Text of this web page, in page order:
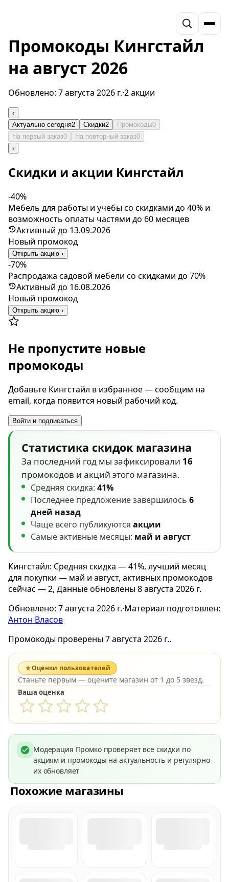
Промокоды Кингстайл
на август 2026
Обновлено: 7 августа 2026 г.·2 акции
‹
Актуально сегодня2 Скидки2 Промокоды0
На первый заказ0 На повторный заказ0
›
Скидки и акции Кингстайл
-40%
Мебель для работы и учебы со скидками до 40% и
возможность оплаты частями до 60 месяцев
Активный до 13.09.2026
Новый промокод
Открыть акцию ›
-70%
Распродажа садовой мебели со скидками до 70%
Активный до 16.08.2026
Новый промокод
Открыть акцию ›
Не пропустите новые
промокоды
Добавьте Кингстайл в избранное — сообщим на
email, когда появится новый рабочий код.
Войти и подписаться
Статистика скидок магазина
За последний год мы зафиксировали 16
промокодов и акций этого магазина.
Средняя скидка: 41%
Последнее предложение завершилось 6
дней назад
Чаще всего публикуются акции
Самые активные месяцы: май и август
Кингстайл: Средняя скидка — 41%, лучший месяц
для покупки — май и август, активных промокодов
сейчас — 2, Данные обновлены 8 августа 2026 г.
Обновлено: 7 августа 2026 г.·Материал подготовлен:
Антон Власов
Промокоды проверены 7 августа 2026 г..
Оценки пользователей
Станьте первым — оцените магазин от 1 до 5 звёзд.
Ваша оценка
Модерация Промко проверяет все скидки по
акциям и промокоды на актуальность и регулярно
их обновляет
Похожие магазины